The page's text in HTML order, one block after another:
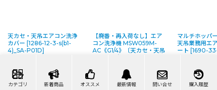
カテゴリ 新着商品 オススメ 最新情報 問い合せ 購入履歴
天カセ・天吊エアコン洗浄
カバー [1286-12-3-s(b1-
4)_SA-P01D]
(税別)
税込: ～21,857
【廃番・再入荷なし】エア
コン洗浄機 MSW059M-
AC《G1/4》〔天カセ・天吊
[9282-07-1-z
マルチホッパ
天吊業務用エ
ート [1690-
12,190円
13,409